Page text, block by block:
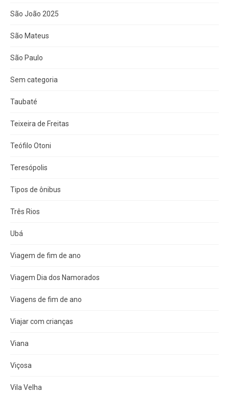
São João 2025
São Mateus
São Paulo
Sem categoria
Taubaté
Teixeira de Freitas
Teófilo Otoni
Teresópolis
Tipos de ônibus
Três Rios
Ubá
Viagem de fim de ano
Viagem Dia dos Namorados
Viagens de fim de ano
Viajar com crianças
Viana
Viçosa
Vila Velha